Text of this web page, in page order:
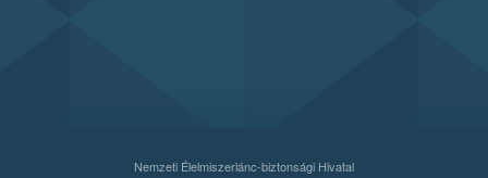
Nemzeti Élelmiszerlánc-biztonsági Hivatal